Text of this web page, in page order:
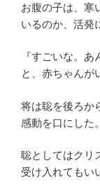
お腹の子は、寒
いるのか、活発
『すごいな。
と、赤ちゃんが
将は聡を後ろか
感動を口にした。
聡としてはク
受け入れてもい